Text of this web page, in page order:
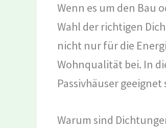
Wenn es um den Bau
Wahl der richtigen
nicht nur für die
Wohnqualität bei. In
Passivhäuser
Warum sind